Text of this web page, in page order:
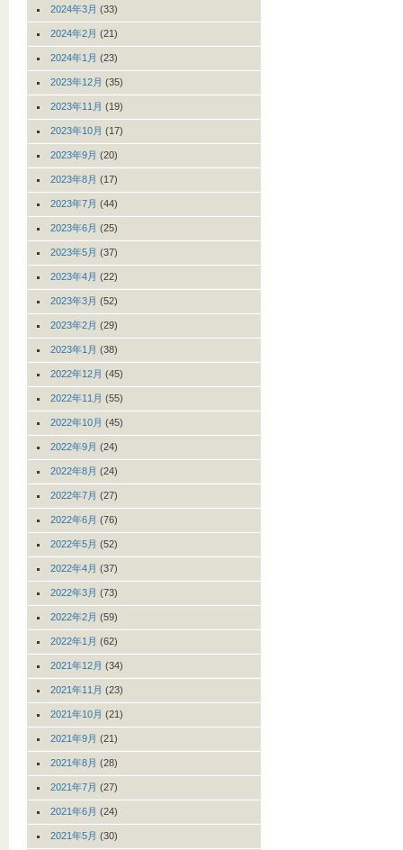
2024年3月 (33)
2024年2月 (21)
2024年1月 (23)
2023年12月 (35)
2023年11月 (19)
2023年10月 (17)
2023年9月 (20)
2023年8月 (17)
2023年7月 (44)
2023年6月 (25)
2023年5月 (37)
2023年4月 (22)
2023年3月 (52)
2023年2月 (29)
2023年1月 (38)
2022年12月 (45)
2022年11月 (55)
2022年10月 (45)
2022年9月 (24)
2022年8月 (24)
2022年7月 (27)
2022年6月 (76)
2022年5月 (52)
2022年4月 (37)
2022年3月 (73)
2022年2月 (59)
2022年1月 (62)
2021年12月 (34)
2021年11月 (23)
2021年10月 (21)
2021年9月 (21)
2021年8月 (28)
2021年7月 (27)
2021年6月 (24)
2021年5月 (30)